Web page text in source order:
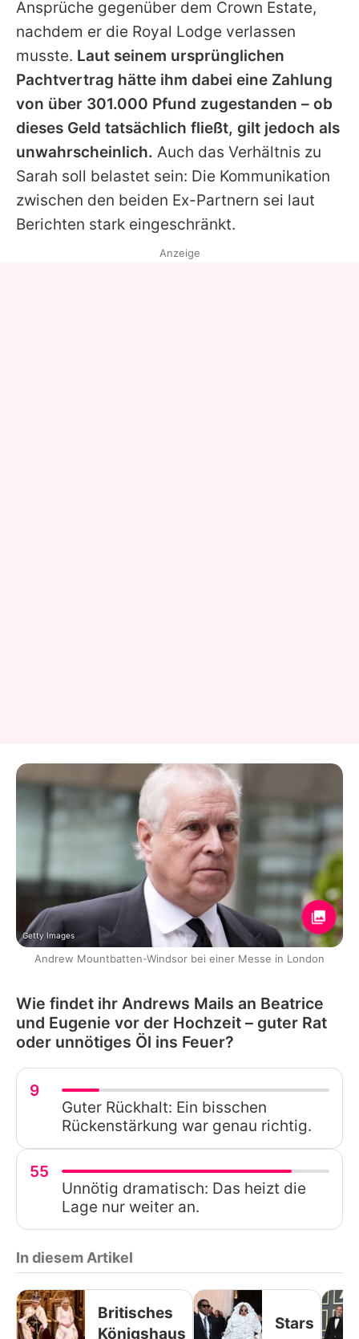
Ansprüche gegenüber dem Crown Estate,
nachdem er die Royal Lodge verlassen
musste. Laut seinem ursprünglichen
Pachtvertrag hätte ihm dabei eine Zahlung
von über 301.000 Pfund zugestanden – ob
dieses Geld tatsächlich fließt, gilt jedoch als
unwahrscheinlich. Auch das Verhältnis zu
Sarah soll belastet sein: Die Kommunikation
zwischen den beiden Ex-Partnern sei laut
Berichten stark eingeschränkt.
Anzeige
Getty Images
Andrew Mountbatten-Windsor bei einer Messe in London
Wie findet ihr Andrews Mails an Beatrice
und Eugenie vor der Hochzeit – guter Rat
oder unnötiges Öl ins Feuer?
9
Guter Rückhalt: Ein bisschen
Rückenstärkung war genau richtig.
55
Unnötig dramatisch: Das heizt die
Lage nur weiter an.
In diesem Artikel
Britisches
Königshaus
Stars